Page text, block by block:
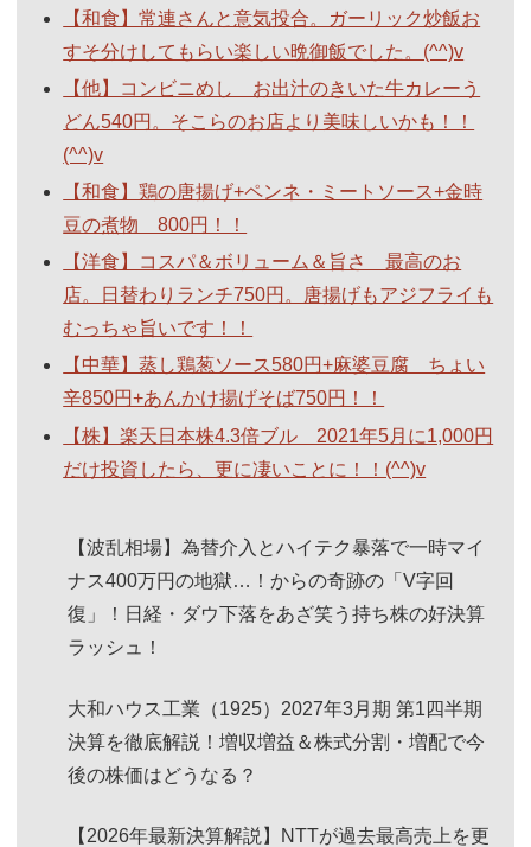
【和食】常連さんと意気投合。ガーリック炒飯お
すそ分けしてもらい楽しい晩御飯でした。(^^)v
【他】コンビニめし お出汁のきいた牛カレーう
どん540円。そこらのお店より美味しいかも！！
(^^)v
【和食】鶏の唐揚げ+ペンネ・ミートソース+金時
豆の煮物 800円！！
【洋食】コスパ＆ボリューム＆旨さ 最高のお
店。日替わりランチ750円。唐揚げもアジフライも
むっちゃ旨いです！！
【中華】蒸し鶏葱ソース580円+麻婆豆腐 ちょい
辛850円+あんかけ揚げそば750円！！
【株】楽天日本株4.3倍ブル 2021年5月に1,000円
だけ投資したら、更に凄いことに！！(^^)v
【波乱相場】為替介入とハイテク暴落で一時マイ
ナス400万円の地獄…！からの奇跡の「V字回
復」！日経・ダウ下落をあざ笑う持ち株の好決算
ラッシュ！
大和ハウス工業（1925）2027年3月期 第1四半期
決算を徹底解説！増収増益＆株式分割・増配で今
後の株価はどうなる？
【2026年最新決算解説】NTTが過去最高売上を更